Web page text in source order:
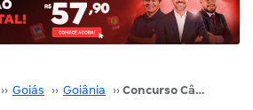
›› Goiás ›› Goiânia ›› Concurso Câmara de Cidade Ocidental GO: saiu o edital. CONFIRA!